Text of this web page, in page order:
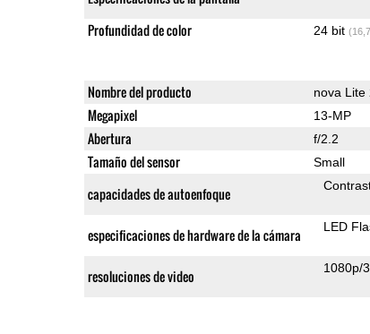
Profundidad de color 24 bit
Nombre del producto nova Lite
Megapixel 13-MP
Abertura f/2.2
Tamaño del sensor Small
capacidades de autoenfoque
especificaciones de hardware de la cámara LED
resoluciones de video 1080p/